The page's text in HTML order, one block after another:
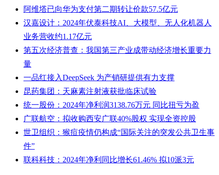
阿维塔已向华为支付第二期转让价款57.5亿元
汉嘉设计：2024年伏泰科技AI、大模型、无人化机器人
业务营收约1.17亿元
第五次经济普查：我国第三产业成带动经济增长重要力
量
一品红接入DeepSeek 为产销研提供有力支撑
昆药集团：天麻素注射液获批临床试验
统一股份：2024年净利润3138.76万元 同比扭亏为盈
广联航空：拟收购西安广联40%股权 实现全资控股
世卫组织：猴痘疫情仍构成“国际关注的突发公共卫生事
件”
联科科技：2024年净利同比增长61.46% 拟10派3元